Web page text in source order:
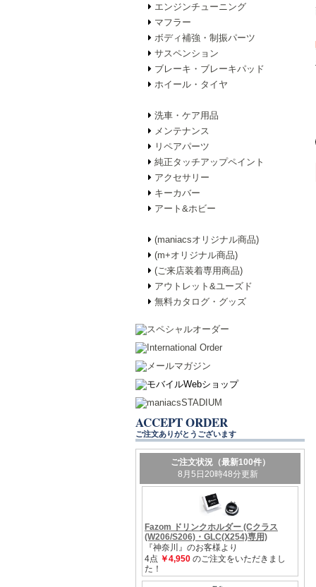
エンジンチューニング
マフラー
ボディ補強・制振パーツ
サスペンション
ブレーキ・ブレーキパッド
ホイール・タイヤ
洗車・ケア用品
メンテナンス
リペアパーツ
純正タッチアップペイント
アクセサリー
キーカバー
アート&ホビー
(maniacsオリジナル商品)
(m+オリジナル商品)
(ご来店装着専用商品)
アウトレット&ユーズド
無料カタログ・グッズ
ACCEPT ORDER
ご注文ありがとうございます